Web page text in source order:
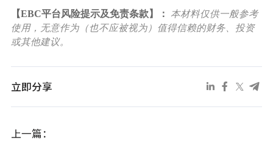
【EBC平台风险提示及免责条款】：
本材料仅供一般参考
使用，无意作为（也不应被视为）值得信赖的财务、投资
或其他建议。
立即分享
上一篇：